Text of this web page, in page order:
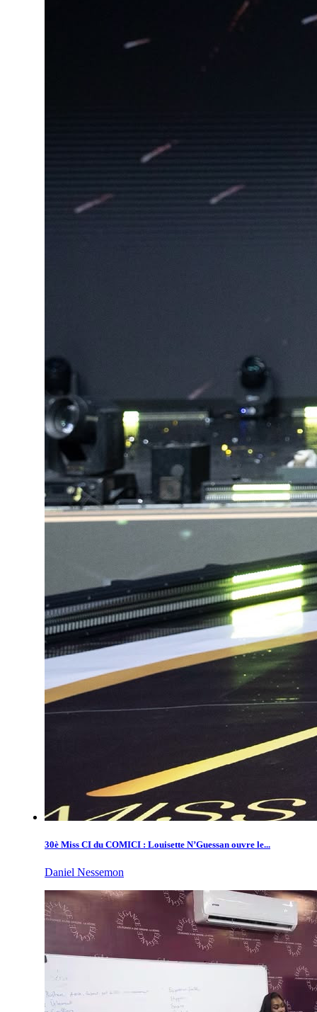
30è Miss CI du COMICI : Louisette N’Guessan ouvre le...
Daniel Nessemon